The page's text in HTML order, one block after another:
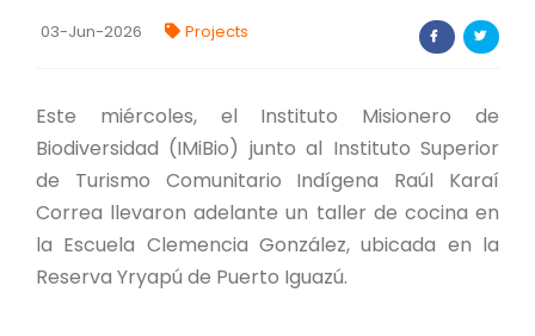
INVENTARIO DE LA BIODIVERSIDAD MISIONERA
investigadores
FORMULARIO DE REGISTRO DE
INVESTIGADORES
PROGRAMAS Y PROYECTOS
03-Jun-2026 Projects
Este miércoles, el Instituto Misionero de
Biodiversidad (IMiBio) junto al Instituto Superior
de Turismo Comunitario Indígena Raúl Karaí
Correa llevaron adelante un taller de cocina en
la Escuela Clemencia González, ubicada en la
Reserva Yryapú de Puerto Iguazú.